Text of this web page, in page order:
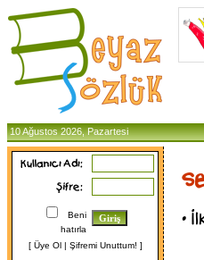
10 Ağustos 2026, Pazartesi
Beni
hatırla
[ Üye Ol| Şifremi Unuttum! ]
•